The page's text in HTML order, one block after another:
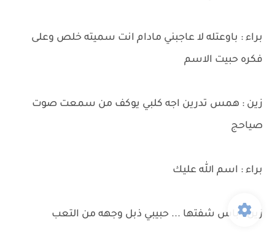
براء : باوعتله لا عاجبني مادام انت سميته خلص وعلى
فكره حبيت الاسم
زين : همس تدرين اجه كلبي يوكف من سمعت صوت
صياحج
براء : اسم الله عليك
زين : باس شفتها ... حبيبي ذبل وجهه من التعب